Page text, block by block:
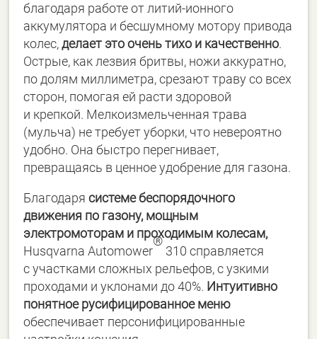
благодаря работе от литий-ионного
аккумулятора и бесшумному мотору привода
колес,делает это очень тихо и качественно.
Острые, как лезвия бритвы, ножи аккуратно,
по долям миллиметра, срезают траву со всех
сторон, помогая ей расти здоровой
и крепкой. Мелкоизмельченная трава
(мульча) не требует уборки, что невероятно
удобно. Она быстро перегнивает,
превращаясь в ценное удобрение для газона.
Благодаря системе беспорядочного
движения по газону, мощным
электромоторам и проходимым колеcам,
Husqvarna Automower
®
310 справляется
с участками сложных рельефов, с узкими
проходами и уклонами до 40%. Интуитивно
понятное русифицированное меню
обеспечивает персонифицированные